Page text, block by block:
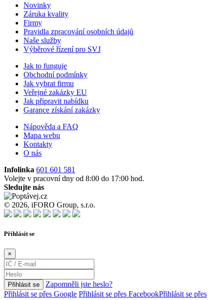
Novinky
Záruka kvality
Firmy
Pravidla zpracování osobních údajů
Naše služby
Výběrové řízení pro SVJ
Jak to funguje
Obchodní podmínky
Jak vybrat firmu
Veřejné zakázky EU
Jak připravit nabídku
Garance získání zakázky
Nápověda a FAQ
Mapa webu
Kontakty
O nás
Infolinka 601 601 581
Volejte v pracovní dny od 8:00 do 17:00 hod.
Sledujte nás
© 2026, iFORO Group, s.r.o.
Příhlásit se
×
Přihlásit se
Zapomněli jste heslo?
Přihlásit se přes Google Přihlásit se přes FacebookPřihlásit se přes